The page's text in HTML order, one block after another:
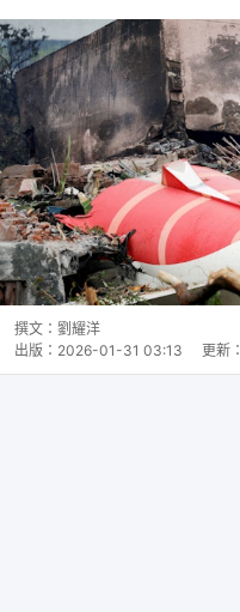
撰文： 劉耀洋
出版： 2026-01-31 03:13 更新：